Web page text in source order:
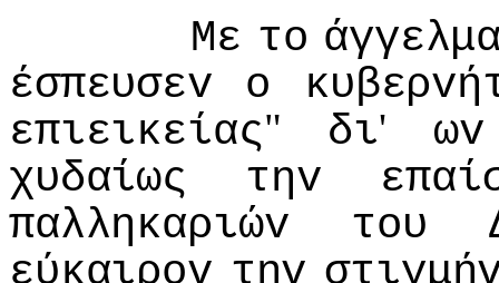
Με τo
έσπευσεv
o
επιεικείας" δι' ωv
χυδαίως
τηv
παλληκαριώv
τoυ
εύκαιρov τηv